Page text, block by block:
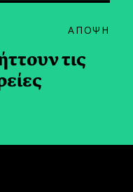
ΑΠΟΨΗ
τις